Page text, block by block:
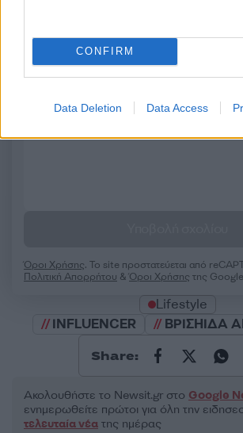
CONFIRM
Data Deletion Data Access
Σχολίασε
Όροι Χρήσης. Το site προστατεύεται από
Πολιτική Απορρήτου &Όροι Χρήσης της
Lifestyle
INFLUENCER
ΒΡΙΣΗΙΔΑ
Share:
Ακολουθήστε το Νewsit.gr στο Google
ενημερωθείτε πρώτοι για όλη την
τελευταία νέα της ημέρας